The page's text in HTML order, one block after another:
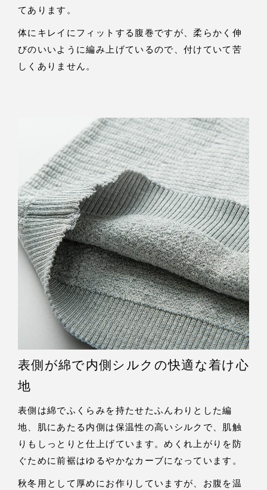
てあります。
体にキレイにフィットする腹巻ですが、柔らかく伸
びのいいように編み上げているので、付けていて苦
しくありません。
表側が綿で内側シルクの快適な着け心
地
表側は綿でふくらみを持たせたふんわりとした編
地、肌にあたる内側は保温性の高いシルクで、肌触
りもしっとりと仕上げています。めくれ上がりを防
ぐために前裾はゆるやかなカーブになっています。
秋冬用として厚めにお作りしていますが、お腹を温